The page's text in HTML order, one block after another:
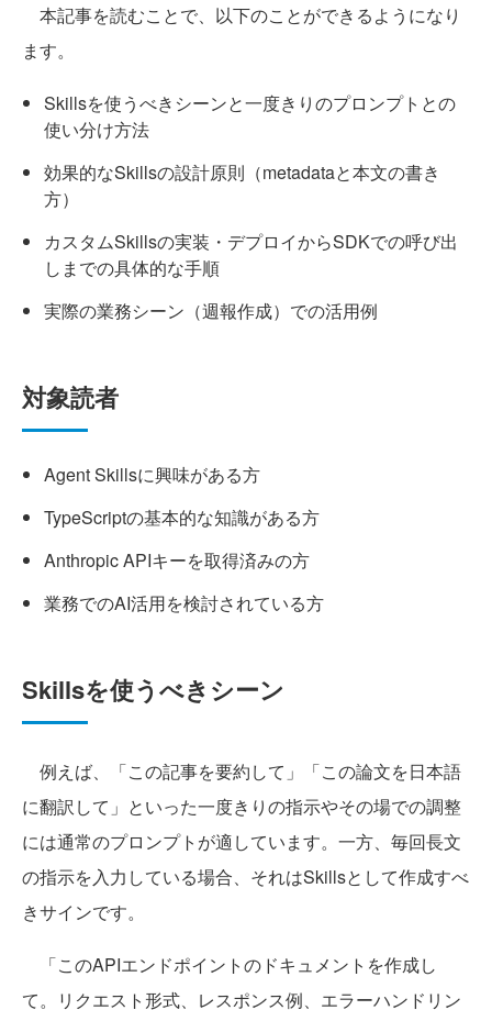
本記事を読むことで、以下のことができるようになり
ます。
Skillsを使うべきシーンと一度きりのプロンプトとの
使い分け方法
効果的なSkillsの設計原則（metadataと本文の書き
方）
カスタムSkillsの実装・デプロイからSDKでの呼び出
しまでの具体的な手順
実際の業務シーン（週報作成）での活用例
対象読者
Agent Skillsに興味がある方
TypeScriptの基本的な知識がある方
Anthropic APIキーを取得済みの方
業務でのAI活用を検討されている方
Skillsを使うべきシーン
例えば、「この記事を要約して」「この論文を日本語
に翻訳して」といった一度きりの指示やその場での調整
には通常のプロンプトが適しています。一方、毎回長文
の指示を入力している場合、それはSkillsとして作成すべ
きサインです。
「このAPIエンドポイントのドキュメントを作成し
て。リクエスト形式、レスポンス例、エラーハンドリン